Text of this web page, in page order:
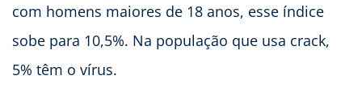
com homens maiores de 18 anos, esse índice
sobe para 10,5%. Na população que usa crack,
5% têm o vírus.